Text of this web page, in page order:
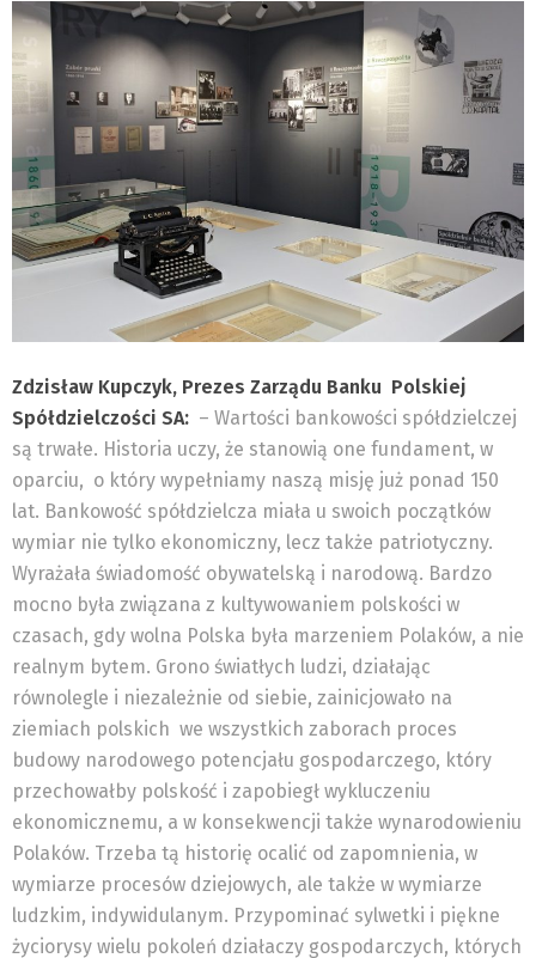
Zdzisław Kupczyk, Prezes Zarządu Banku Polskiej
Spółdzielczości SA: – Wartości bankowości spółdzielczej
są trwałe. Historia uczy, że stanowią one fundament, w
oparciu, o który wypełniamy naszą misję już ponad 150
lat. Bankowość spółdzielcza miała u swoich początków
wymiar nie tylko ekonomiczny, lecz także patriotyczny.
Wyrażała świadomość obywatelską i narodową. Bardzo
mocno była związana z kultywowaniem polskości w
czasach, gdy wolna Polska była marzeniem Polaków, a nie
realnym bytem. Grono światłych ludzi, działając
równolegle i niezależnie od siebie, zainicjowało na
ziemiach polskich we wszystkich zaborach proces
budowy narodowego potencjału gospodarczego, który
przechowałby polskość i zapobiegł wykluczeniu
ekonomicznemu, a w konsekwencji także wynarodowieniu
Polaków. Trzeba tą historię ocalić od zapomnienia, w
wymiarze procesów dziejowych, ale także w wymiarze
ludzkim, indywidulanym. Przypominać sylwetki i piękne
życiorysy wielu pokoleń działaczy gospodarczych, których